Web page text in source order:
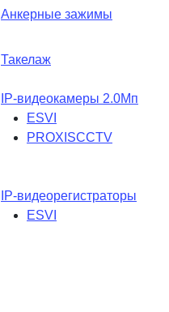
Анкерные зажимы
Такелаж
IP-видеокамеры 2.0Мп
ESVI
PROXISCCTV
IP-видеорегистраторы
ESVI